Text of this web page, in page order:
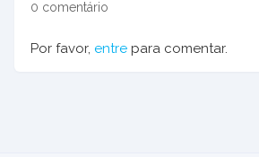
0 comentário
Por favor, entre para comentar.